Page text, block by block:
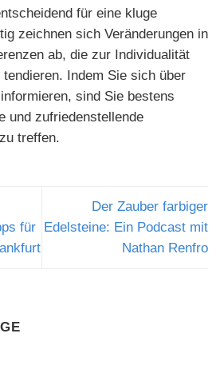
für eine kluge
zeichnen sich Veränderungen in
ab, die zur Individualität
Indem Sie sich über
sind Sie bestens
und zufriedenstellende
treffen.
für
Der Zauber farbiger
Edelsteine: Ein Podcast mit
Nathan Renfro